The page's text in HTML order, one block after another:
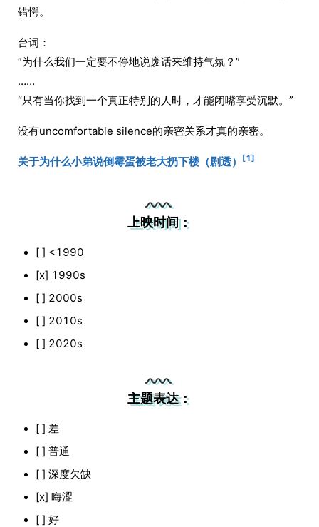
错愕。
台词：
“为什么我们一定要不停地说废话来维持气氛？”
……
“只有当你找到一个真正特别的人时，才能闭嘴享受沉默。”
没有uncomfortable silence的亲密关系才真的亲密。
关于为什么小弟说倒霉蛋被老大扔下楼（剧透） [1]
上映时间：
[ ] <1990
[x] 1990s
[ ] 2000s
[ ] 2010s
[ ] 2020s
主题表达：
[ ] 差
[ ] 普通
[ ] 深度欠缺
[x] 晦涩
[ ] 好